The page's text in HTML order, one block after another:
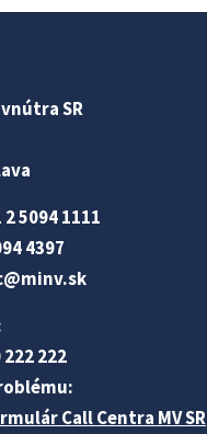
SR
5094 1111
4397
.sk
222
Call Centra MV SR